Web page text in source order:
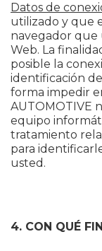
Datos de
utilizado y que
navegador que
Web. La
posible la
identificación
forma impedir
AUTOMOTIVE
equipo
tratamiento
para
usted.
4. CON QUÉ